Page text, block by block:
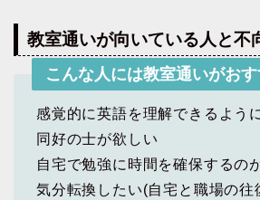
教室通いが向いている人と不
こんな人には教室通いがお
感覚的に英語を理解できるよう
同好の士が欲しい
自宅で勉強に時間を確保するの
気分転換したい(自宅と職場の往